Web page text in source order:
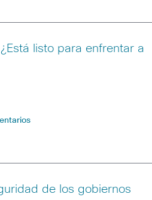
listo para enfrentar a
de los gobiernos